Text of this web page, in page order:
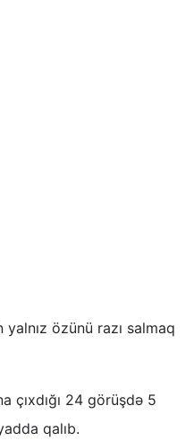
özünü razı salmaq
çıxdığı 24 görüşdə 5
qalıb.